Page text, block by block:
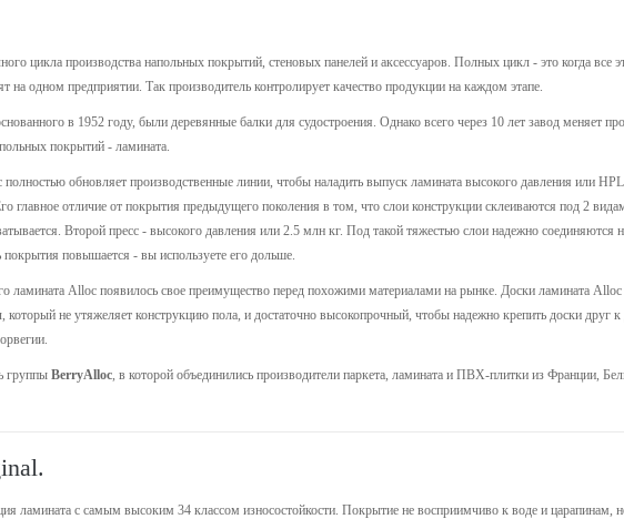
цикла производства напольных покрытий, стеновых панелей и аксессуаров. Полных цикл - это когда все
на одном предприятии. Так производитель контролирует качество продукции на каждом этапе.
в 1952 году, были деревянные балки для судостроения. Однако всего через 10 лет завод меняет
покрытий - ламината.
обновляет производственные линии, чтобы наладить выпуск ламината высокого давления или
главное отличие от покрытия предыдущего поколения в том, что слои конструкции склеиваются под 2
Второй пресс - высокого давления или 2.5 млн кг. Под такой тяжестью слои надежно соединяются
покрытия повышается - вы используете его дольше.
ламината Alloc появилось свое преимущество перед похожими материалами на рынке. Доски ламината
не утяжеляет конструкцию пола, и достаточно высокопрочный, чтобы надежно крепить доски друг к
группы BerryAlloc, в которой объединились производители паркета, ламината и ПВХ-плитки из Франции,
ламината с самым высоким 34 классом износостойкости. Покрытие не восприимчиво к воде и царапинам,